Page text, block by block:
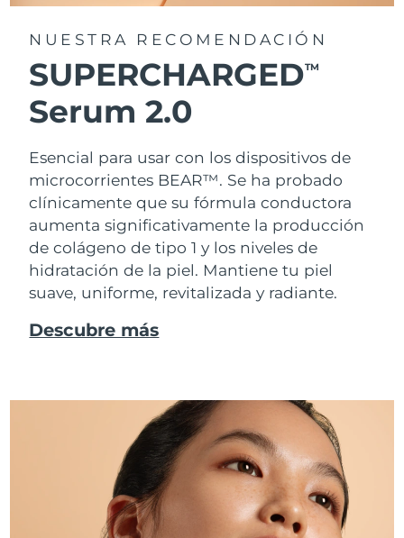
NUESTRA RECOMENDACIÓN
SUPERCHARGEDTM
Serum 2.0
Esencial para usar con los dispositivos de
microcorrientes BEAR™. Se ha probado
clínicamente que su fórmula conductora
aumenta significativamente la producción
de colágeno de tipo 1 y los niveles de
hidratación de la piel. Mantiene tu piel
suave, uniforme, revitalizada y radiante.
Descubre más